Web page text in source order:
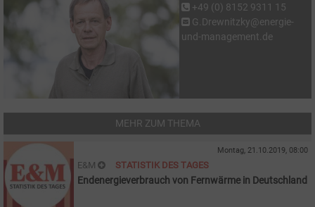
+49 (0) 8152 9311 15
G.Drewnitzky@energie-
und-management.de
MEHR ZUM THEMA
Montag, 21.10.2019, 08:00
E&M STATISTIK DES TAGES
Endenergieverbrauch von Fernwärme in Deutschland